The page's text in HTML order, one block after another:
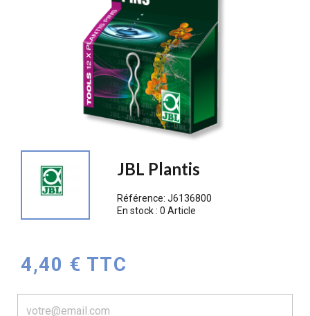
JBL Plantis
Référence:J6136800
En stock :0 Article
4,40 € TTC